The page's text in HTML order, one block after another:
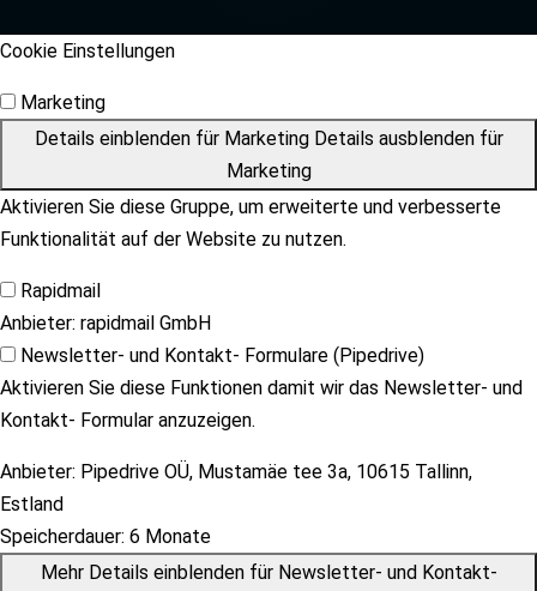
Cookie Einstellungen
Marketing
Details einblendenfür Marketing Details ausblendenfür
Marketing
Aktivieren Sie diese Gruppe, um erweiterte und verbesserte
Funktionalität auf der Website zu nutzen.
Rapidmail
Anbieter: rapidmail GmbH
Newsletter- und Kontakt- Formulare (Pipedrive)
Aktivieren Sie diese Funktionen damit wir das Newsletter- und
Kontakt- Formular anzuzeigen.
Anbieter: Pipedrive OÜ, Mustamäe tee 3a, 10615 Tallinn,
Estland
Speicherdauer: 6 Monate
Mehr Details einblendenfür Newsletter- und Kontakt-